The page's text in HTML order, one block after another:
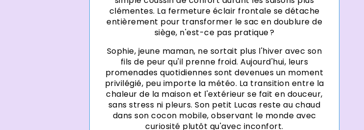
clémentes. La fermeture éclair frontale se détache
entièrement pour transformer le sac en doublure de
siège, n'est-ce pas pratique ?
Sophie, jeune maman, ne sortait plus l'hiver avec son
fils de peur qu'il prenne froid. Aujourd'hui, leurs
promenades quotidiennes sont devenues un moment
privilégié, peu importe la météo. La transition entre la
chaleur de la maison et l'extérieur se fait en douceur,
sans stress ni pleurs. Son petit Lucas reste au chaud
dans son cocon mobile, observant le monde avec
curiosité plutôt qu'avec inconfort.